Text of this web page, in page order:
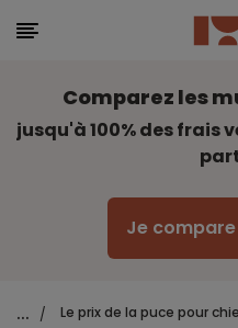
Comparez les
jusqu'à 100% des frais
Je
... / Le prix de la puce pour